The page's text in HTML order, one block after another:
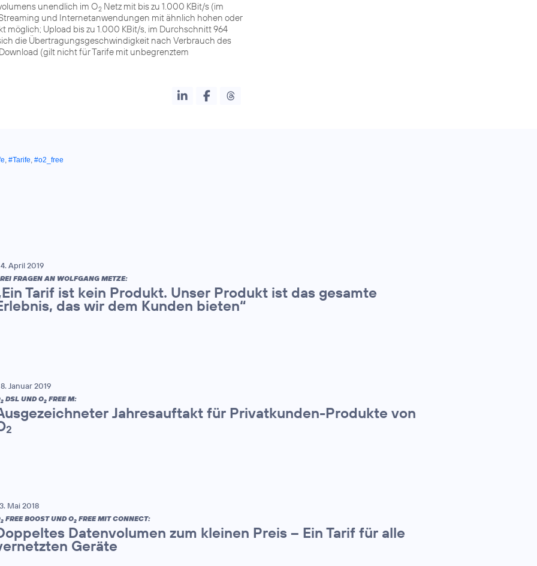
unendlich im O2 Netz mit bis zu 1.000 KBit/s (im
und Internetanwendungen mit ähnlich hohen oder
Upload bis zu 1.000 KBit/s, im Durchschnitt 964
die Übertragungsgeschwindigkeit nach Verbrauch des
(gilt nicht für Tarife mit unbegrenztem
, #Tarife, #o2_free
April 2019
FRAGEN AN WOLFGANG METZE:
Tarif ist kein Produkt. Unser Produkt ist das gesamte
das wir dem Kunden bieten“
Januar 2019
2 DSL UND O2 FREE M:
Jahresauftakt für Privatkunden-Produkte von
2
Mai 2018
2 FREE BOOST UND O2 FREE MIT CONNECT:
Datenvolumen zum kleinen Preis – Ein Tarif für alle
Geräte